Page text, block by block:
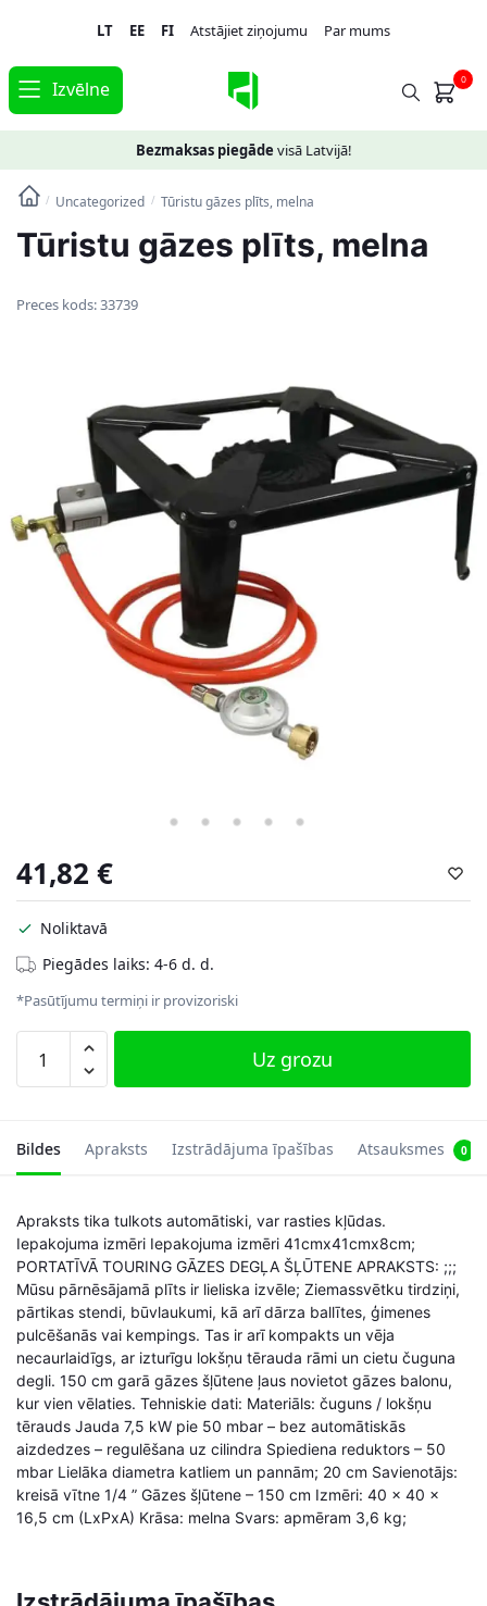
navigation
content
LT EE FI Atstājiet ziņojumu Par mums
Izvēlne 0
Bezmaksas piegāde visā Latvijā!
/ Uncategorized / Tūristu gāzes plīts, melna
Tūristu gāzes plīts, melna
Preces kods:33739
41,82 €
Noliktavā
Piegādes laiks: 4-6 d. d.
*Pasūtījumu termiņi ir provizoriski
gāzes
daudzums
Uz grozu
Bildes Apraksts Izstrādājuma īpašības Atsauksmes 0
Apraksts tika tulkots automātiski, var rasties kļūdas.
Iepakojuma izmēri Iepakojuma izmēri 41cmx41cmx8cm;
PORTATĪVĀ TOURING GĀZES DEGĻA ŠĻŪTENE APRAKSTS: ;;;
Mūsu pārnēsājamā plīts ir lieliska izvēle; Ziemassvētku tirdziņi,
pārtikas stendi, būvlaukumi, kā arī dārza ballītes, ģimenes
pulcēšanās vai kempings. Tas ir arī kompakts un vēja
necaurlaidīgs, ar izturīgu lokšņu tērauda rāmi un cietu čuguna
degli. 150 cm garā gāzes šļūtene ļaus novietot gāzes balonu,
kur vien vēlaties. Tehniskie dati: Materiāls: čuguns / lokšņu
tērauds Jauda 7,5 kW pie 50 mbar – bez automātiskās
aizdedzes – regulēšana uz cilindra Spiediena reduktors – 50
mbar Lielāka diametra katliem un pannām; 20 cm Savienotājs:
kreisā vītne 1/4 ” Gāzes šļūtene – 150 cm Izmēri: 40 x 40 x
16,5 cm (LxPxA) Krāsa: melna Svars: apmēram 3,6 kg;